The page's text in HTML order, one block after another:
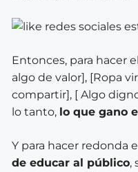
Entonces, para hacer
algo de valor], [Ropa
compartir], [ Algo
lo tanto, lo que gano
Y para hacer redonda
de educar al público,